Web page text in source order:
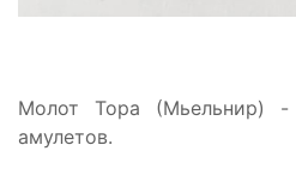
Молот Тора (Мьельнир)
амулетов.